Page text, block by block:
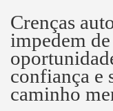
Crenças
impedem
confiança e
caminho